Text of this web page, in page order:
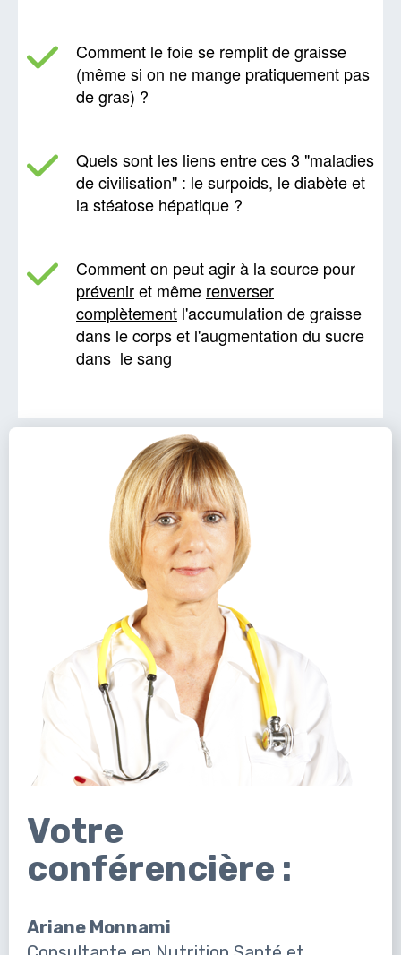
Comment le foie se remplit de graisse
(même si on ne mange pratiquement pas
de gras) ?
Quels sont les liens entre ces 3 "maladies
de civilisation" : le surpoids, le diabète et
la stéatose hépatique ?
Comment on peut agir à la source pour
préveniret même renverser
complètement l'accumulation de graisse
dans le corps et l'augmentation du sucre
dans le sang
Votre
conférencière :
Ariane Monnami